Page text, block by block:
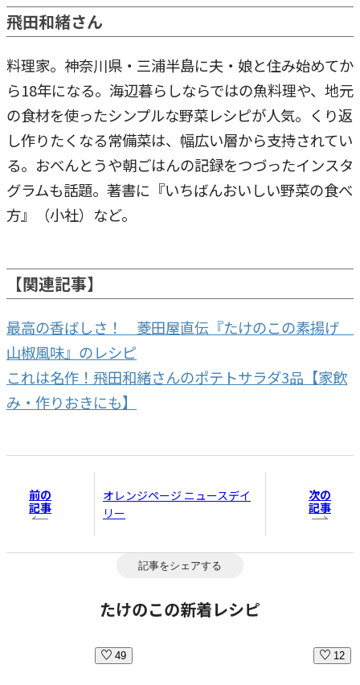
飛田和緒さん
料理家。神奈川県・三浦半島に夫・娘と住み始めてか
ら18年になる。海辺暮らしならではの魚料理や、地元
の食材を使ったシンプルな野菜レシピが人気。くり返
し作りたくなる常備菜は、幅広い層から支持されてい
る。おべんとうや朝ごはんの記録をつづったインスタ
グラムも話題。著書に『いちばんおいしい野菜の食べ
方』（小社）など。
【関連記事】
最高の香ばしさ！ 菱田屋直伝『たけのこの素揚げ
山椒風味』のレシピ
これは名作！飛田和緒さんのポテトサラダ3品【家飲
み・作りおきにも】
前の
記事
オレンジページ ニュースデイ
リー
次の
記事
記事をシェアする
たけのこの新着レシピ
49 12